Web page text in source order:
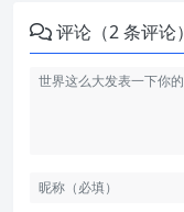
评论（2 条评论）